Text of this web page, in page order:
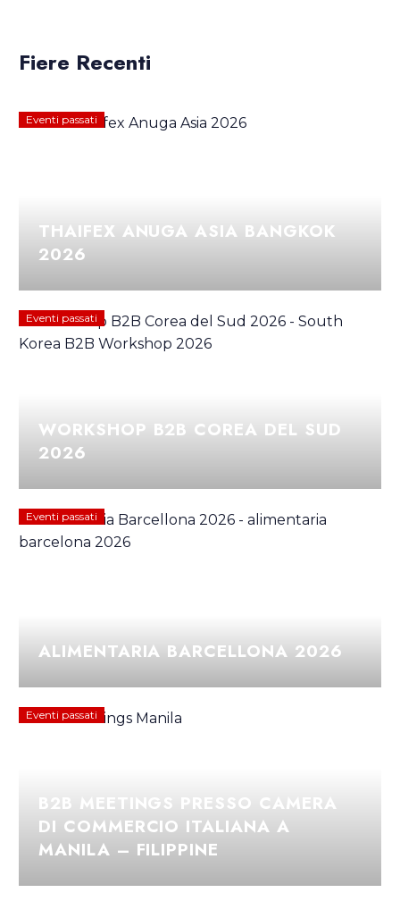
Fiere Recenti
Eventi passati
THAIFEX ANUGA ASIA BANGKOK
2026
Eventi passati
WORKSHOP B2B COREA DEL SUD
2026
Eventi passati
ALIMENTARIA BARCELLONA 2026
Eventi passati
B2B MEETINGS PRESSO CAMERA
DI COMMERCIO ITALIANA A
MANILA – FILIPPINE